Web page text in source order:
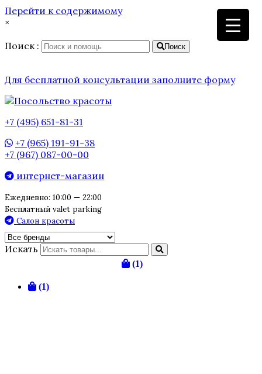
Перейти к содержимому
×
Поиск :
Поиск
Для бесплатной консультации заполните форму
+7 (495) 651-81-31
+7 (965) 191-91-38
+7 (967) 087-00-00
интернет-магазин
Ежедневно: 10:00 — 22:00
Бесплатный valet parking
Салон красоты
Искать
(1)
(1)